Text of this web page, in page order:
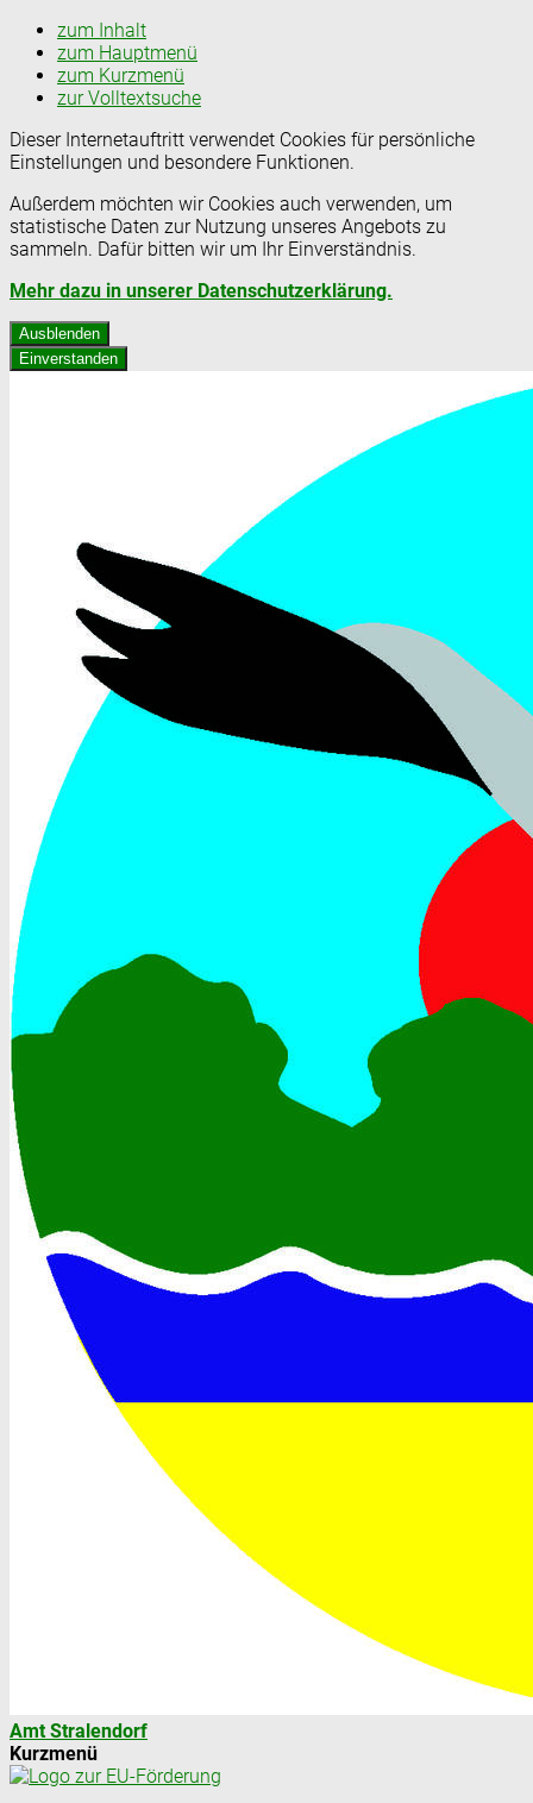
zum Inhalt
zum Hauptmenü
zum Kurzmenü
zur Volltextsuche
Dieser Internetauftritt verwendet Cookies für persönliche
Einstellungen und besondere Funktionen.
Außerdem möchten wir Cookies auch verwenden, um
statistische Daten zur Nutzung unseres Angebots zu
sammeln. Dafür bitten wir um Ihr Einverständnis.
Mehr dazu in unserer Datenschutzerklärung.
Ausblenden
Einverstanden
Amt Stralendorf
Kurzmenü